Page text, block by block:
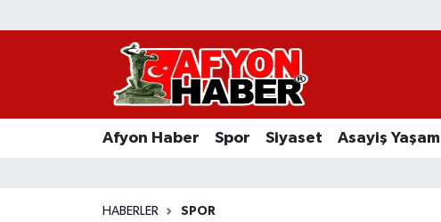
Afyon Haber Spor Siyaset Asayiş Yaşam
HABERLER SPOR
Afyon Haber
Asayiş Yaşam